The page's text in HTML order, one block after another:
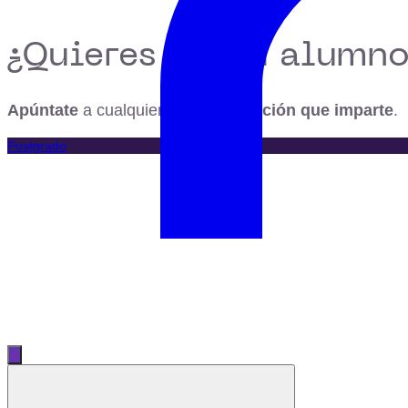
¿Quieres ser su
Apúntate a cualquiera de la formación que imparte.
Postgrado